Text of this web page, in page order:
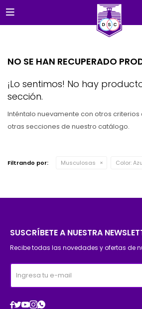

NO SE HAN RECUPERADO
¡Lo sentimos! No hay
sección.
Inténtalo nuevamente con otros
otras secciones de nuestro catálogo.
Filtrando por: Musculosas Color:
SUSCRÍBETE A NUESTRA
Recibe todas las novedades y ofertas de
